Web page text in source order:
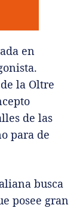
en
la Oltre
de las
para de
busca
posee gran